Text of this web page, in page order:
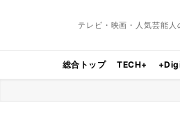
テレビ・映画・人気芸能人
総合トップ TECH+